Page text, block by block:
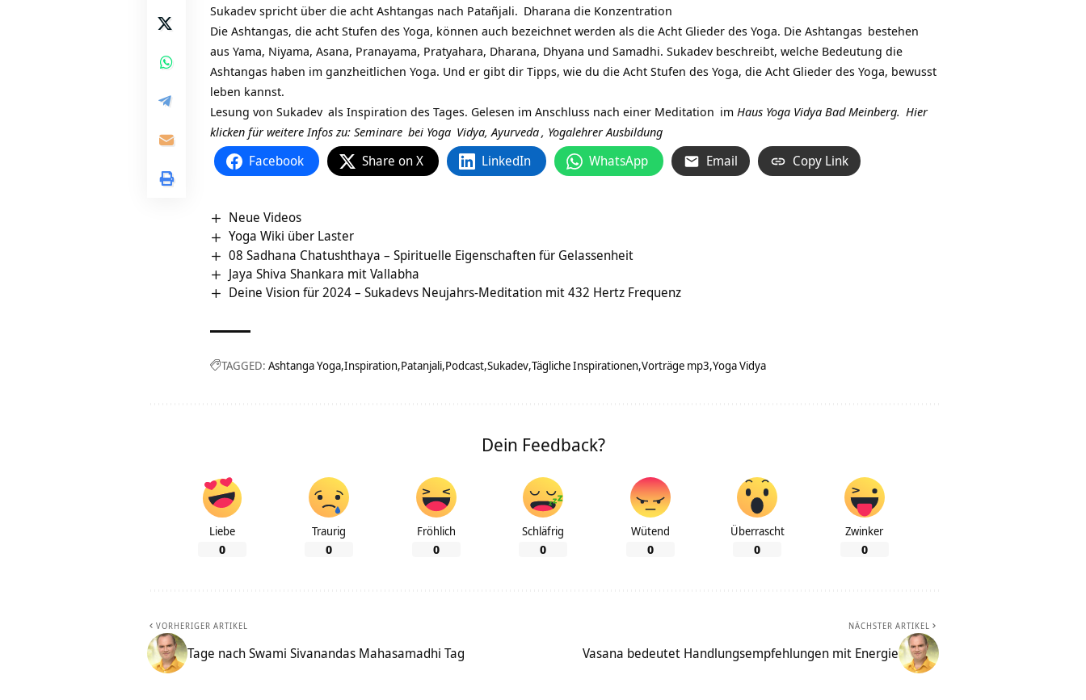
Sukadev spricht über die acht Ashtangas nach Patañjali. Dharana die Konzentration
Die Ashtangas, die acht Stufen des Yoga, können auch bezeichnet werden als die Acht Glieder des Yoga. Die Ashtangas bestehen
aus Yama, Niyama, Asana, Pranayama, Pratyahara, Dharana, Dhyana und Samadhi. Sukadev beschreibt, welche Bedeutung die
Ashtangas haben im ganzheitlichen Yoga. Und er gibt dir Tipps, wie du die Acht Stufen des Yoga, die Acht Glieder des Yoga, bewusst
leben kannst.
Lesung von Sukadev als Inspiration des Tages. Gelesen im Anschluss nach einer Meditation im Haus Yoga Vidya Bad Meinberg. Hier
klicken für weitere Infos zu: Seminare bei Yoga Vidya,Ayurveda, Yogalehrer Ausbildung
Facebook Share on X LinkedIn WhatsApp Email Copy Link
Neue Videos
Yoga Wiki über Laster
08 Sadhana Chatushthaya – Spirituelle Eigenschaften für Gelassenheit
Jaya Shiva Shankara mit Vallabha
Deine Vision für 2024 – Sukadevs Neujahrs-Meditation mit 432 Hertz Frequenz
TAGGED: Ashtanga Yoga Inspiration Patanjali Podcast Sukadev Tägliche Inspirationen Vorträge mp3 Yoga Vidya
Dein Feedback?
Liebe
0
Traurig
0
Fröhlich
0
Schläfrig
0
Wütend
0
Überrascht
0
Zwinker
0
VORHERIGER ARTIKEL
Tage nach Swami Sivanandas Mahasamadhi Tag
NÄCHSTER ARTIKEL
Vasana bedeutet Handlungsempfehlungen mit Energie